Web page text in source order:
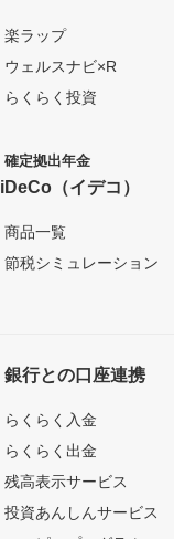
楽ラップ
ウェルスナビ×R
らくらく投資
確定拠出年金
iDeCo（イデコ）
商品一覧
節税シミュレーション
銀行との口座連携
らくらく入金
らくらく出金
残高表示サービス
投資あんしんサービス